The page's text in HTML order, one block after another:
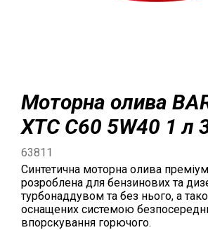
Моторна олива
XTC C60 5W40 1 л
63811
Синтетична моторна олива
розроблена для бензинових та
турбонаддувом та без нього, а
оснащених системою
впорскування горючого.